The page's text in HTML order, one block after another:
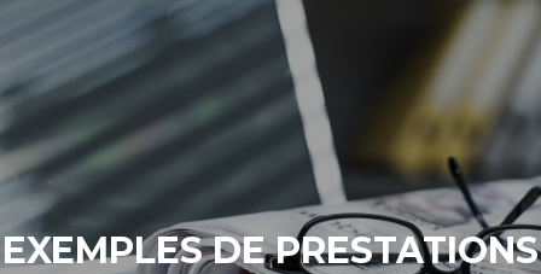
EXEMPLES DE PRESTATIONS